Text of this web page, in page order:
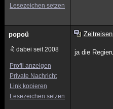
Lesezeichen setzen
popoü
dabei seit 2008
Profil anzeigen
Private Nachricht
Link kopieren
Lesezeichen setzen
ja die